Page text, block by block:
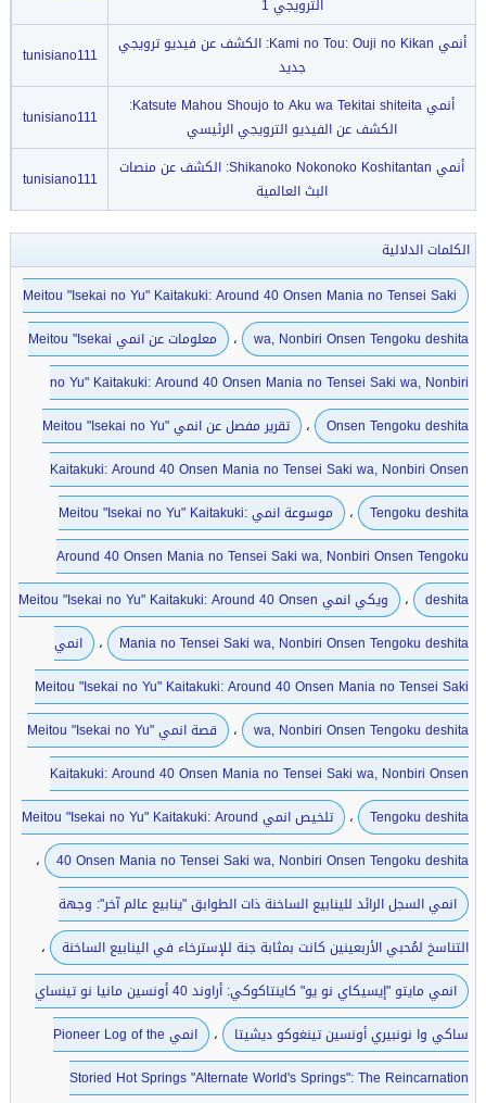
الترويجي 1
أنمي Kami no Tou: Ouji no Kikan: الكشف عن فيديو ترويجي
جديد
tunisiano111
أنمي Katsute Mahou Shoujo to Aku wa Tekitai shiteita:
الكشف عن الفيديو الترويجي الرئيسي
tunisiano111
أنمي Shikanoko Nokonoko Koshitantan: الكشف عن منصات
البث العالمية
tunisiano111
الكلمات الدلالية
Meitou "Isekai no Yu" Kaitakuki: Around 40 Onsen Mania no Tensei Saki
wa, Nonbiri Onsen Tengoku deshita
،
معلومات عن انمي Meitou "Isekai
no Yu" Kaitakuki: Around 40 Onsen Mania no Tensei Saki wa, Nonbiri
Onsen Tengoku deshita
،
تقرير مفصل عن انمي Meitou "Isekai no Yu"
Kaitakuki: Around 40 Onsen Mania no Tensei Saki wa, Nonbiri Onsen
Tengoku deshita
،
موسوعة انمي Meitou "Isekai no Yu" Kaitakuki:
Around 40 Onsen Mania no Tensei Saki wa, Nonbiri Onsen Tengoku
deshita
،
ويكي انمي Meitou "Isekai no Yu" Kaitakuki: Around 40 Onsen
Mania no Tensei Saki wa, Nonbiri Onsen Tengoku deshita
،
انمي
Meitou "Isekai no Yu" Kaitakuki: Around 40 Onsen Mania no Tensei Saki
wa, Nonbiri Onsen Tengoku deshita
،
قصة انمي Meitou "Isekai no Yu"
Kaitakuki: Around 40 Onsen Mania no Tensei Saki wa, Nonbiri Onsen
Tengoku deshita
،
تلخيص انمي Meitou "Isekai no Yu" Kaitakuki: Around
40 Onsen Mania no Tensei Saki wa, Nonbiri Onsen Tengoku deshita
،
انمي السجل الرائد للينابيع الساخنة ذات الطوابق "ينابيع عالم آخر": وجهة
التناسخ لمُحبي الأربعينين كانت بمثابة جنة للإسترخاء في الينابيع الساخنة
،
انمي مايتو "إيسيكاي نو يو" كاينتاكوكي: أراوند 40 أونسين مانيا نو تينساي
ساكي وا نونبيري أونسين تينغوكو ديشيتا
،
انمي Pioneer Log of the
Storied Hot Springs "Alternate World's Springs": The Reincarnation